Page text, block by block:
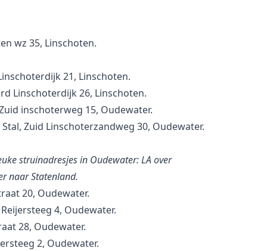
wz 35, Linschoten.
21, Linschoten.
Linschoterdijk 26, Linschoten.
inschoterweg 15, Oudewater.
Zuid Linschoterzandweg 30, Oudewater.
struinadresjes in Oudewater: LA over
naar Statenland.
20, Oudewater.
4, Oudewater.
28, Oudewater.
2, Oudewater.